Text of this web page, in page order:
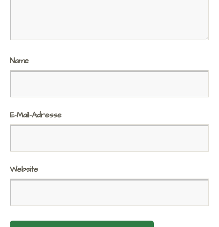
Name
E-Mail-Adresse
Website